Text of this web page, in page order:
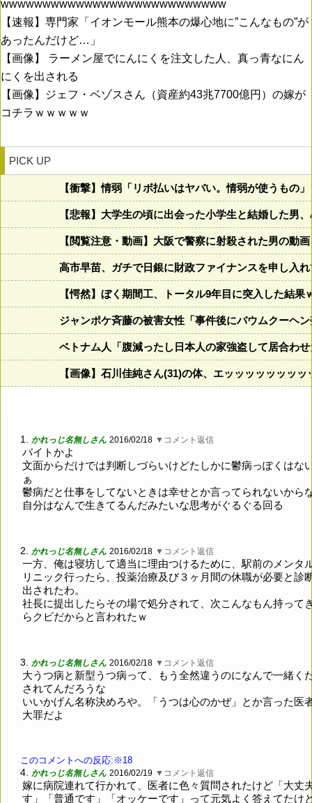
wwwwwwwwwwwwwwwwwwwwwwwwwww
【速報】専門家「イオンモール熊本の爆心地に”こんなもの”が
あったんだけど…」
【画像】 ラーメン屋でにんにくを注文した人、真っ青なにん
にくを出される
【画像】ジェフ・ベゾスさん（資産約43兆7700億円）の嫁が
コチラｗｗｗｗｗ
PICK UP
【衝撃】情弱「リボ払いはヤバい。情弱が使う
【悲報】大学生の頃に出会った小学生と結婚した
【閲覧注意・動画】大阪で警察に射殺された男の
高市早苗、ガチで日銀に財政ファイナンスを申し入
【愕然】ぼく期間工、トータル9年目に突入した結果
ジャンポケ斉藤の被害女性「事件後にバウムクーヘ
ベトナム人「腹減ったし日本人の家強盗して居合わ
【画像】石川佳純さん(31)の体、エッッッッッッッ
1. かれっじ名無しさん 2016/02/18 ▼コメント返信
バイトかよ
文面からだけでは判断しづらいけどたしかに鬱病っぽくはな
ぁ
鬱病だと仕事をしてないときは幸せとか言ってられないから
自分はなんで生きてるんだみたいな思考がぐるぐる回る
2. かれっじ名無しさん 2016/02/18 ▼コメント返信
一方、俺は寝坊して適当に理由つけるために、駅前のメンタ
リニック行ったら、投薬治療及び３ヶ月間の休職が必要と診
出されたわ。
社長に提出したらその場で処分されて、次こんなもん持って
らクビだからと言われたｗ
3. かれっじ名無しさん 2016/02/18 ▼コメント返信
大うつ病と新型うつ病って、もう全然違うのになんで一緒く
されてんだろうな
いいかげん名称決めろや。「うつは心のかぜ」とか言った医
大罪だよ
このコメントへの反応:※18
4. かれっじ名無しさん 2016/02/19 ▼コメント返信
嫁に病院連れて行かれて、医者に色々質問されたけど「大丈
す」「普通です」「オッケーです」って元気よく答えてたけ